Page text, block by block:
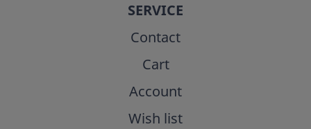
SERVICE
Contact
Cart
Account
Wish list